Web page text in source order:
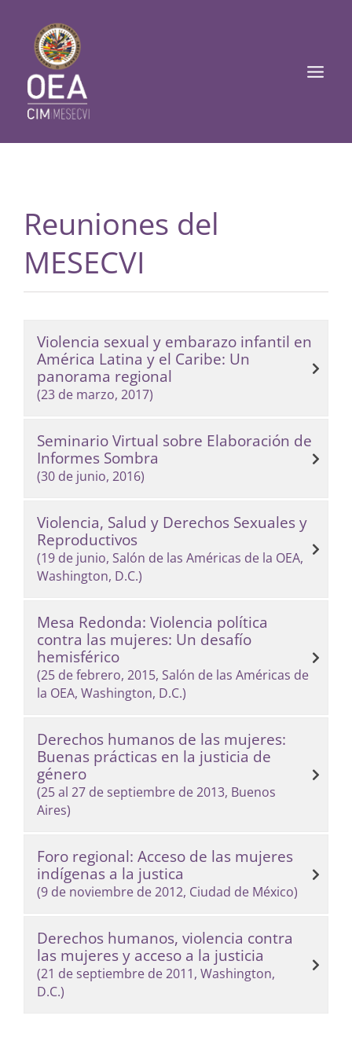
contenido
Reuniones del
MESECVI
Violencia sexual y embarazo infantil en
América Latina y el Caribe: Un
panorama regional
(23 de marzo, 2017)
Seminario Virtual sobre Elaboración de
Informes Sombra
(30 de junio, 2016)
Violencia, Salud y Derechos Sexuales y
Reproductivos
(19 de junio, Salón de las Américas de la OEA,
Washington, D.C.)
Mesa Redonda: Violencia política
contra las mujeres: Un desafío
hemisférico
(25 de febrero, 2015, Salón de las Américas de
la OEA, Washington, D.C.)
Derechos humanos de las mujeres:
Buenas prácticas en la justicia de
género
(25 al 27 de septiembre de 2013, Buenos
Aires)
Foro regional: Acceso de las mujeres
indígenas a la justica
(9 de noviembre de 2012, Ciudad de México)
Derechos humanos, violencia contra
las mujeres y acceso a la justicia
(21 de septiembre de 2011, Washington,
D.C.)